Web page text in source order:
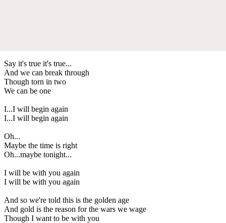
Say it's true it's true...
And we can break through
Though torn in two
We can be one
I...I will begin again
I...I will begin again
Oh...
Maybe the time is right
Oh...maybe tonight...
I will be with you again
I will be with you again
And so we're told this is the golden age
And gold is the reason for the wars we wage
Though I want to be with you